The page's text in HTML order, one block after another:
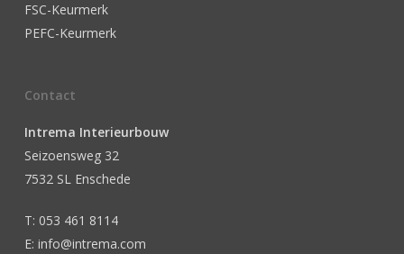
FSC-Keurmerk
PEFC-Keurmerk
Contact
Intrema Interieurbouw
Seizoensweg 32
7532 SL Enschede
T: 053 461 8114
E: info@intrema.com